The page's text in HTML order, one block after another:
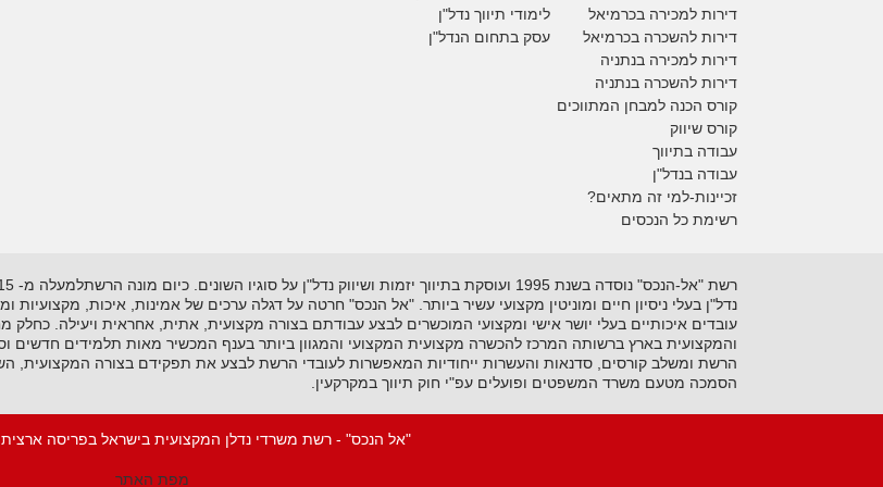
דירות למכירהבכרמיאל
דירות להשכרהבכרמיאל
דירות למכירה בנתניה
דירות להשכרה בנתניה
קורס הכנה למבחן המתווכים
קורס שיווק
עבודה בתיווך
עבודה בנדל"ן
זכיינות-למי זה מתאים?
לימודי תיווך נדל"ן
עסק בתחום הנדל"ן
רשימת כל הנכסים
נדל"ן בעלי ניסיון חיים ומוניטין מקצועי עשיר ביותר. "אל הנכס" חרטה על דגלה ערכים של אמינות, איכות, מקצועיות
עובדים איכותיים בעלי יושר אישי ומקצועי המוכשרים לבצע עבודתם בצורה מקצועית, אתית, אחראית ויעילה.
והמקצועית בארץ ברשותה המרכז להכשרה מקצועית המקצועי והמגוון ביותר בענף המכשיר מאות תלמידים חדשים
הרשת ומשלב קורסים, סדנאות והעשרות ייחודיות המאפשרות לעובדי הרשת לבצע את תפקידם בצורה המקצועית,
הסמכה מטעם משרד המשפטים ופועלים עפ"י חוק תיווך במקרקעין.
"אל הנכס" - רשת משרדי נדלן המקצועית בישראל בפריסה ארצית 1-700-702-777
מפת האתר